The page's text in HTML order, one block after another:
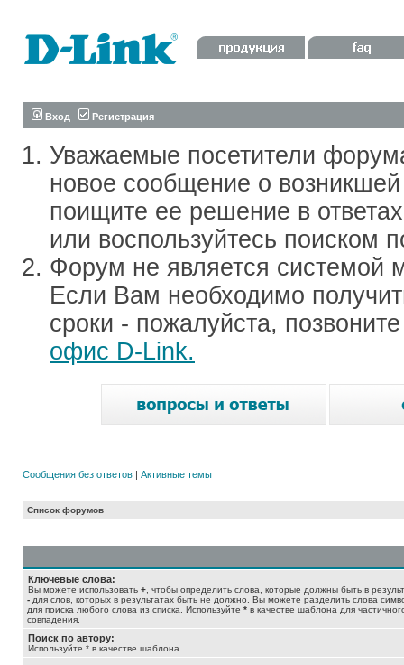
Вход Регистрация
Уважаемые посетители
новое сообщение о
поищите ее решение в
или воспользуйтесь поиском
Форум не является системой
Если Вам необходимо
сроки - пожалуйста,
офис D-Link.
Сообщения без ответов | Активные темы
Список форумов
Ключевые слова:
Вы можете использовать + , чтобы определить слова, которые должны быть в
- для слов, которых в результатах быть не должно. Вы можете разделить слова
для поиска любого слова из списка. Используйте * в качестве шаблона для
совпадения.
Поиск по автору:
Используйте * в качестве шаблона.